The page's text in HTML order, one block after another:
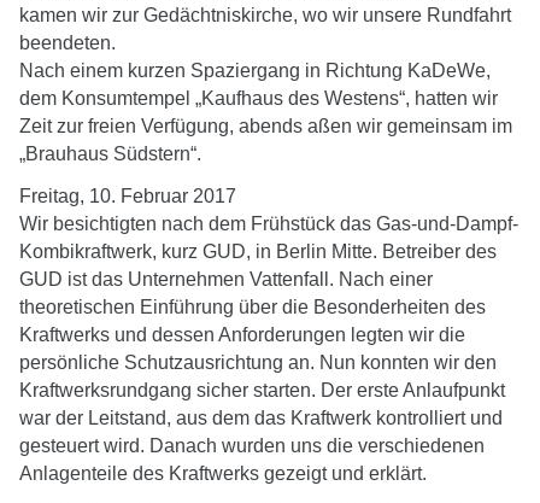
kamen wir zur Gedächtniskirche, wo wir unsere Rundfahrt
beendeten.
Nach einem kurzen Spaziergang in Richtung KaDeWe,
dem Konsumtempel „Kaufhaus des Westens“, hatten wir
Zeit zur freien Verfügung, abends aßen wir gemeinsam im
„Brauhaus Südstern“.
Freitag, 10. Februar 2017
Wir besichtigten nach dem Frühstück das Gas-und-Dampf-
Kombikraftwerk, kurz GUD, in Berlin Mitte. Betreiber des
GUD ist das Unternehmen Vattenfall. Nach einer
theoretischen Einführung über die Besonderheiten des
Kraftwerks und dessen Anforderungen legten wir die
persönliche Schutzausrichtung an. Nun konnten wir den
Kraftwerksrundgang sicher starten. Der erste Anlaufpunkt
war der Leitstand, aus dem das Kraftwerk kontrolliert und
gesteuert wird. Danach wurden uns die verschiedenen
Anlagenteile des Kraftwerks gezeigt und erklärt.